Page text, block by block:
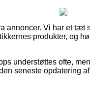
annoncer. Vi har et tæt
produkter, og
understøttes ofte,
seneste opdatering